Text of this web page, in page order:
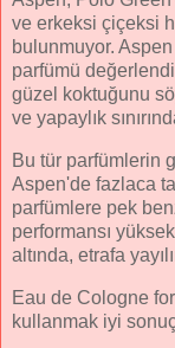
ve erkeksi çiçeksi
bulunmuyor.
parfümü
güzel koktuğunu
ve yapaylık
Bu tür parfümlerin
Aspen'de fazlaca
parfümlere pek
performansı
altında, etrafa
Eau de Cologne
kullanmak iyi